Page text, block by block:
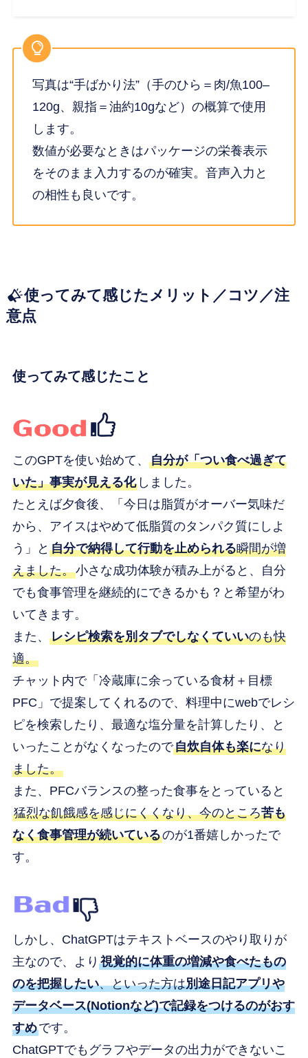
写真は“手ばかり法”（手のひら＝肉/魚100–
120g、親指＝油約10gなど）の概算で使用
します。
数値が必要なときはパッケージの栄養表示
をそのまま入力するのが確実。音声入力と
の相性も良いです。
使ってみて感じたメリット／コツ／注
意点
使ってみて感じたこと
このGPTを使い始めて、 自分が「つい食べ過ぎて
いた」事実が見える化しました。
たとえば夕食後、「今日は脂質がオーバー気味だ
から、アイスはやめて低脂質のタンパク質にしよ
う」と 自分で納得して行動を止められる瞬間が増
えました。小さな成功体験が積み上がると、自分
でも食事管理を継続的にできるかも？と希望がわ
いてきます。
また、 レシピ検索を別タブでしなくていいのも快
適。
チャット内で「冷蔵庫に余っている食材＋目標
PFC」で提案してくれるので、料理中にwebでレシ
ピを検索したり、最適な塩分量を計算したり、と
いったことがなくなったので自炊自体も楽になり
ました。
また、PFCバランスの整った食事をとっていると
猛烈な飢餓感を感じにくくなり、今のところ苦も
なく食事管理が続いているのが1番嬉しかったで
す。
しかし、ChatGPTはテキストベースのやり取りが
主なので、より 視覚的に体重の増減や食べたもの
のを把握したい、といった方は別途日記アプリや
データベース(Notionなど)で記録をつけるのがおす
すめです。
ChatGPTでもグラフやデータの出力ができないこ